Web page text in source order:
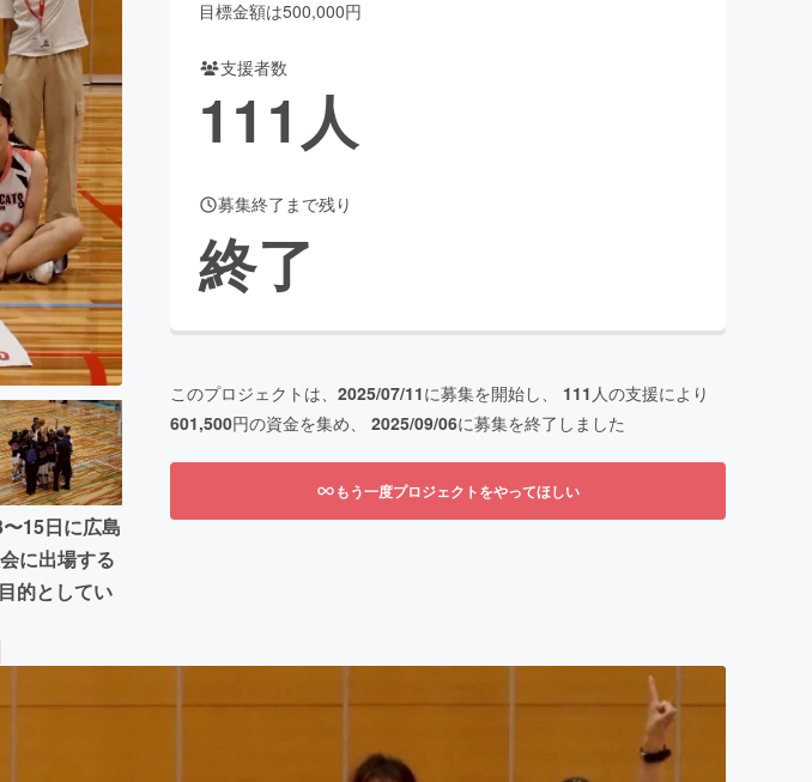
ビューティー・ヘルスケア
CAMPFIRE Creation
machi-yaコミュニティ
15日に広島
に出場する
的としてい
目標金額は500,000円
支援者数
111人
募集終了まで残り
終了
このプロジェクトは、 2025/07/11に募集を開始し、 111 人の支援により
601,500円の資金を集め、 2025/09/06に募集を終了しました
もう一度プロジェクトをやってほしい